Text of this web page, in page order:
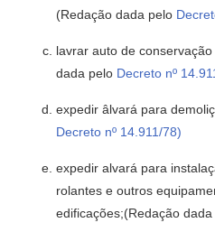
(Redação dada pelo
lavrar auto de
dada pelo Decreto nº
expedir âlvará para
Decreto nº 14.911/78)
expedir alvará para
rolantes e outros
edificações;(Redação